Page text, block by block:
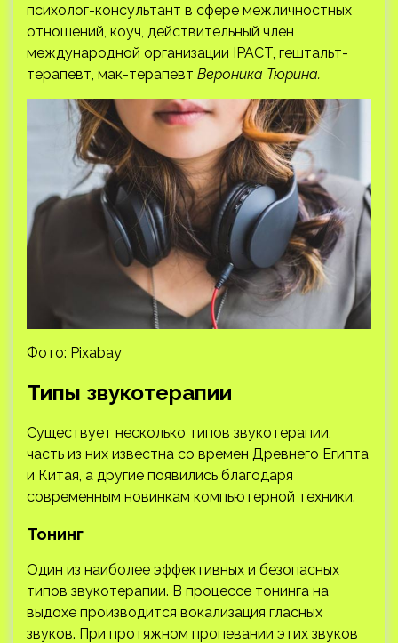
психолог-консультант в сфере межличностных
отношений, коуч, действительный член
международной организации IPACT, гештальт-
терапевт, мак-терапевт Вероника Тюрина.
Фото: Pixabay
Типы звукотерапии
Существует несколько типов звукотерапии,
часть из них известна со времен Древнего Египта
и Китая, а другие появились благодаря
современным новинкам компьютерной техники.
Тонинг
Один из наиболее эффективных и безопасных
типов звукотерапии. В процессе тонинга на
выдохе производится вокализация гласных
звуков. При протяжном пропевании этих звуков